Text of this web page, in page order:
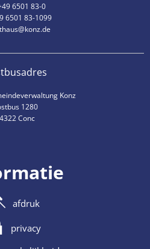
6501 83-0
6501 83-1099
Konz
1280
Conc
afdruk
privacy